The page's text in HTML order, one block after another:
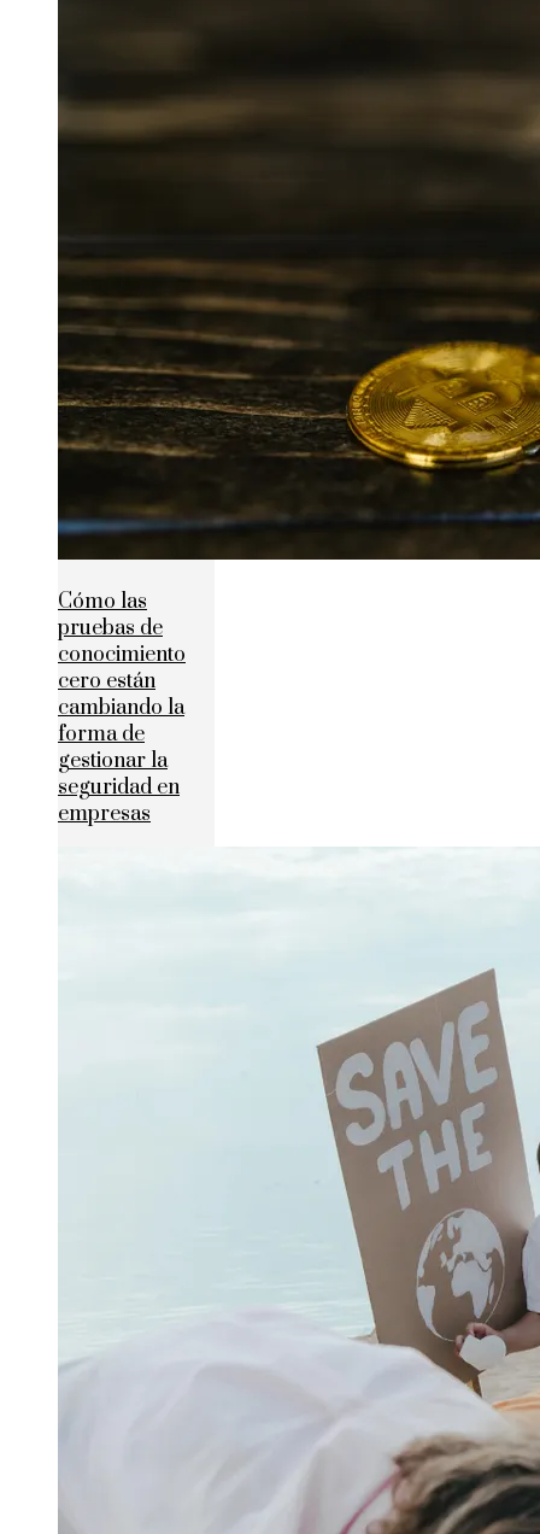
Cómo las
pruebas de
conocimiento
cero están
cambiando la
forma de
gestionar la
seguridad en
empresas